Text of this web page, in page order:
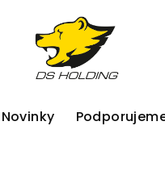
Novinky